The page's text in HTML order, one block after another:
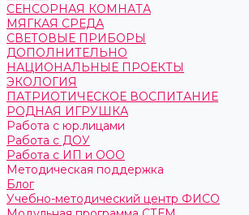
СЕНСОРНАЯ КОМНАТА
МЯГКАЯ СРЕДА
СВЕТОВЫЕ ПРИБОРЫ
ДОПОЛНИТЕЛЬНО
НАЦИОНАЛЬНЫЕ ПРОЕКТЫ
ЭКОЛОГИЯ
ПАТРИОТИЧЕСКОЕ ВОСПИТАНИЕ
РОДНАЯ ИГРУШКА
Работа с юр.лицами
Работа с ДОУ
Работа с ИП и ООО
Методическая поддержка
Блог
Учебно-методический центр ФИСО